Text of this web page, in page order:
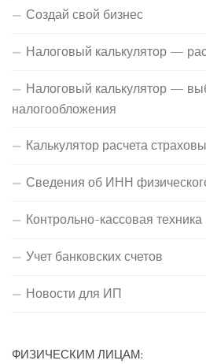
Создай свой бизнес
Налоговый калькулятор —
Налоговый калькулятор —
налогообложения
Калькулятор расчета
Сведения об ИНН
Контрольно-кассовая техника
Учет банковских счетов
Новости для ИП
ФИЗИЧЕСКИМ ЛИЦАМ: